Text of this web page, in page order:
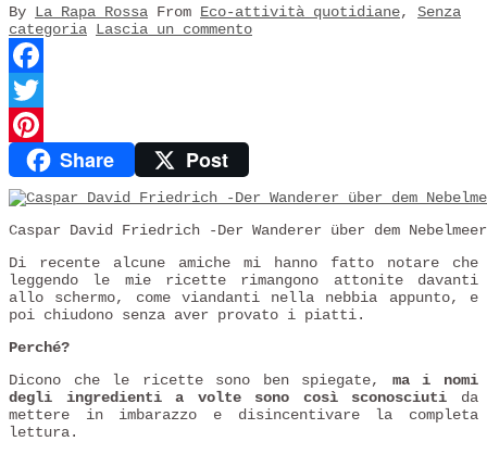
By La Rapa Rossa From Eco-attività quotidiane, Senza
categoria Lascia un commento
Facebook
Twitter
PinterestShare Post
Caspar David Friedrich -Der Wanderer über dem Nebelmeer
Di recente alcune amiche mi hanno fatto notare che
leggendo le mie ricette rimangono attonite davanti
allo schermo, come viandanti nella nebbia appunto, e
poi chiudono senza aver provato i piatti.
Perché?
Dicono che le ricette sono ben spiegate,
ma i nomi
degli ingredienti a volte sono così sconosciuti da
mettere in imbarazzo e disincentivare la completa
lettura.